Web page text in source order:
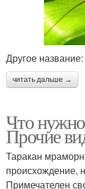
Другое
читать дальше →
Что нужно
Прочие
Таракан
происхождение,
Примечателен